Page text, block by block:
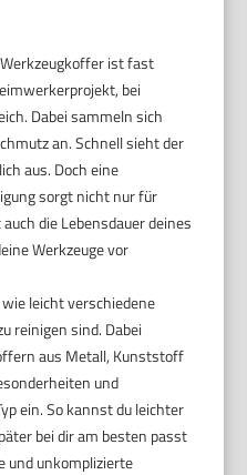
ist fast
bei
Dabei sammeln sich
an. Schnell sieht der
aus. Doch eine
sorgt nicht nur für
die Lebensdauer deines
Werkzeuge vor
leicht verschiedene
reinigen sind. Dabei
aus Metall, Kunststoff
und
ein. So kannst du leichter
bei dir am besten passt
und unkomplizierte